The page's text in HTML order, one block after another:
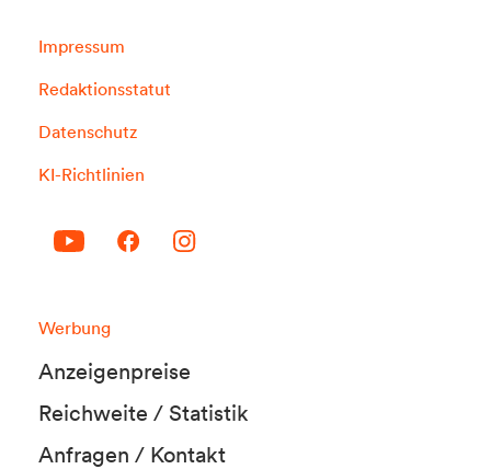
Impressum
Redaktionsstatut
Datenschutz
KI-Richtlinien
Werbung
Anzeigenpreise
Reichweite / Statistik
Anfragen / Kontakt